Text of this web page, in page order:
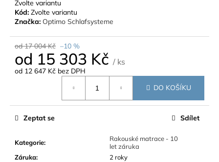
Zvolte variantu
Kód: Zvolte variantu
Značka: Optimo Schlafsysteme
od 17 004 Kč –10 %
od 15 303 Kč / ks
od 12 647 Kč bez DPH
DO KOŠÍKU
Kategorie:
Rakouské matrace - 10
let záruka
Záruka:
2 roky
Zeptat se Sdílet